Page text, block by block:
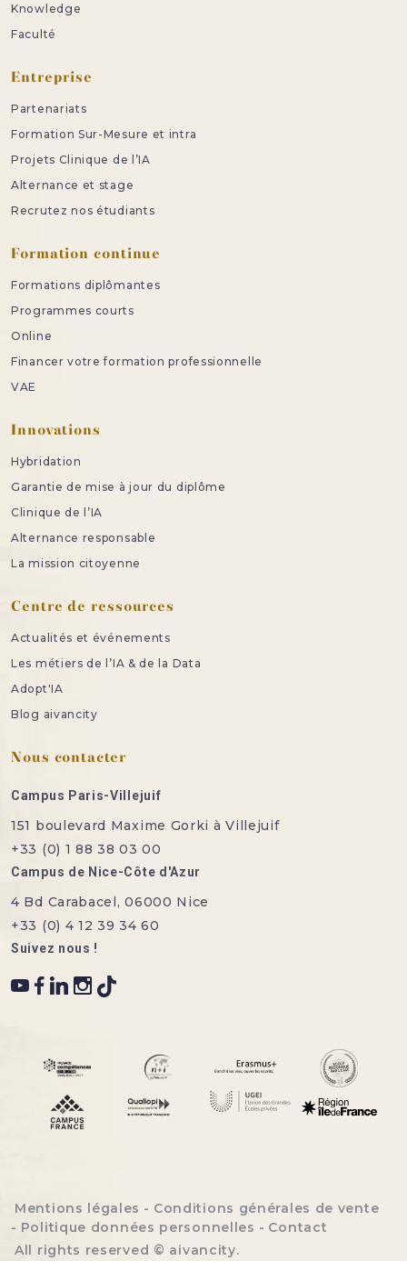
Knowledge
Faculté
Entreprise
Partenariats
Formation Sur-Mesure et intra
Projets Clinique de l’IA
Alternance et stage
Recrutez nos étudiants
Formation continue
Formations diplômantes
Programmes courts
Online
Financer votre formation professionnelle
VAE
Innovations
Hybridation
Garantie de mise à jour du diplôme
Clinique de l’IA
Alternance responsable
La mission citoyenne
Centre de ressources
Actualités et événements
Les métiers de l’IA & de la Data
Adopt'IA
Blog aivancity
Nous contacter
Campus Paris-Villejuif
151 boulevard Maxime Gorki à Villejuif
+33 (0) 1 88 38 03 00
Campus de Nice-Côte d'Azur
4 Bd Carabacel, 06000 Nice
+33 (0) 4 12 39 34 60
Suivez nous !
Menu bottom footer
Mentions légales
Conditions générales de vente
Politique données personnelles
Contact
All rights reserved © aivancity.